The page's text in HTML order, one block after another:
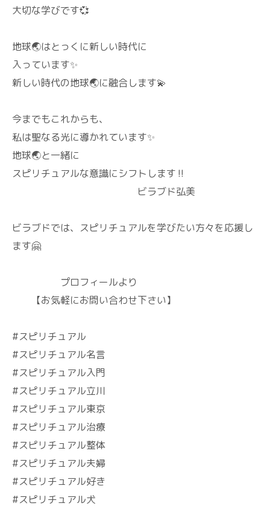
大切な学びです💞
地球🌏️はとっくに新しい時代に
入っています✨
新しい時代の地球🌏️に融合します💫
今までもこれからも、
私は聖なる光に導かれています✨
地球🌏️と一緒に
スピリチュアルな意識にシフトします‼️
ビラブド弘美
ビラブドでは、スピリチュアルを学びたい方々を応援し
ます🤗
プロフィールより
【お気軽にお問い合わせ下さい】
#スピリチュアル
#スピリチュアル名言
#スピリチュアル入門
#スピリチュアル立川
#スピリチュアル東京
#スピリチュアル治療
#スピリチュアル整体
#スピリチュアル夫婦
#スピリチュアル好き
#スピリチュアル犬